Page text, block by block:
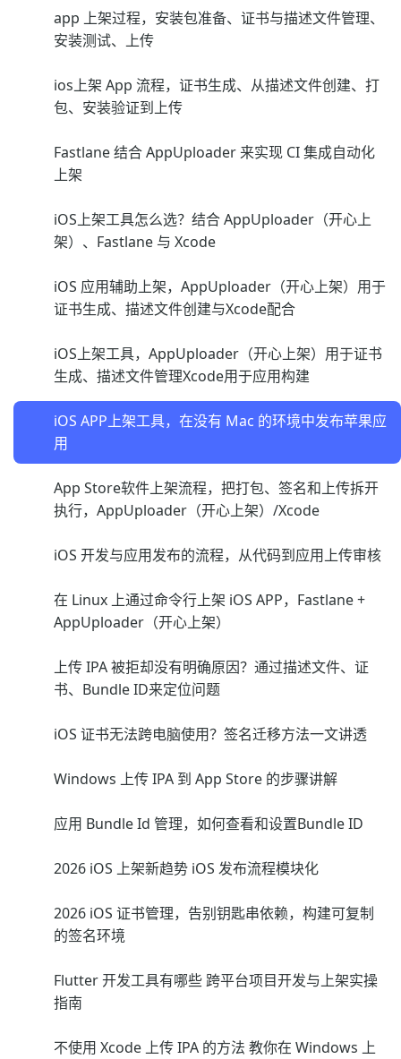
app 上架过程，安装包准备、证书与描述文件管理、
安装测试、上传
ios上架 App 流程，证书生成、从描述文件创建、打
包、安装验证到上传
Fastlane 结合 AppUploader 来实现 CI 集成自动化
上架
iOS上架工具怎么选？结合 AppUploader（开心上
架）、Fastlane 与 Xcode
iOS 应用辅助上架，AppUploader（开心上架）用于
证书生成、描述文件创建与Xcode配合
iOS上架工具，AppUploader（开心上架）用于证书
生成、描述文件管理Xcode用于应用构建
iOS APP上架工具，在没有 Mac 的环境中发布苹果应
用
App Store软件上架流程，把打包、签名和上传拆开
执行，AppUploader（开心上架）/Xcode
iOS 开发与应用发布的流程，从代码到应用上传审核
在 Linux 上通过命令行上架 iOS APP，Fastlane +
AppUploader（开心上架）
上传 IPA 被拒却没有明确原因？通过描述文件、证
书、Bundle ID来定位问题
iOS 证书无法跨电脑使用？签名迁移方法一文讲透
Windows 上传 IPA 到 App Store 的步骤讲解
应用 Bundle Id 管理，如何查看和设置Bundle ID
2026 iOS 上架新趋势 iOS 发布流程模块化
2026 iOS 证书管理，告别钥匙串依赖，构建可复制
的签名环境
Flutter 开发工具有哪些 跨平台项目开发与上架实操
指南
不使用 Xcode 上传 IPA 的方法 教你在 Windows 上